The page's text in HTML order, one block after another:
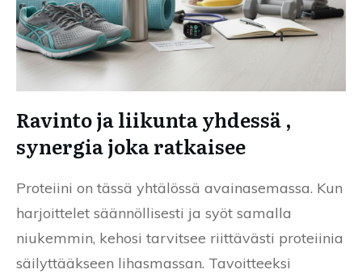
Ravinto ja liikunta yhdessä ,
synergia joka ratkaisee
Proteiini on tässä yhtälössä avainasemassa. Kun
harjoittelet säännöllisesti ja syöt samalla
niukemmin, kehosi tarvitsee riittävästi proteiinia
säilyttääkseen lihasmassan. Tavoitteeksi